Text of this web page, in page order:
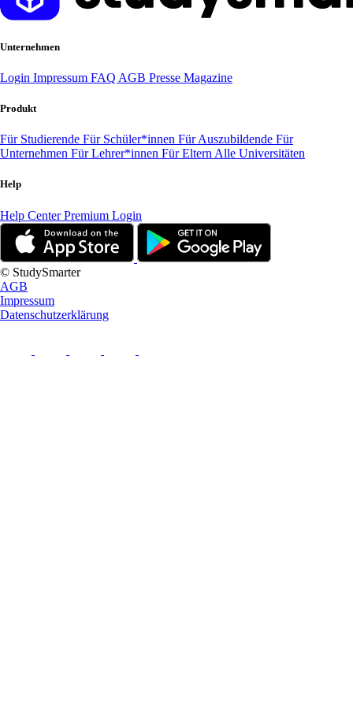
Unternehmen
Login Impressum FAQ AGB Presse Magazine
Produkt
Für Studierende Für Schüler*innen Für Auszubildende Für
Unternehmen Für Lehrer*innen Für Eltern Alle Universitäten
Help
Help CenterPremium Login
© StudySmarter
AGB
Impressum
Datenschutzerklärung